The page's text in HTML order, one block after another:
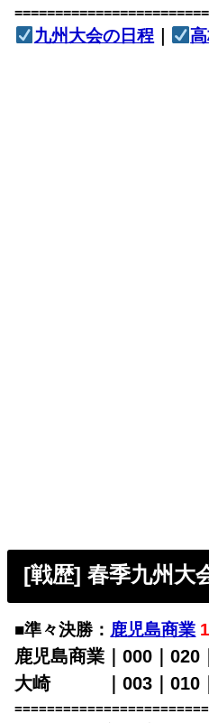
九州大会の日程｜
[戦歴] 春季九州大
■準々決勝： 鹿児島商業
鹿児島商業｜000｜020
大崎 ｜003｜010｜